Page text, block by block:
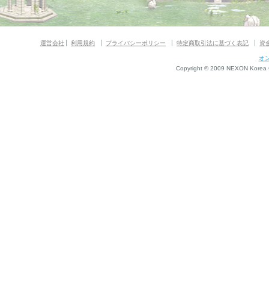
運営会社 利用規約 プライバシーポリシー 特定商取引法に基づく表記 資
オ
Copyright © 2009 NEXON Korea